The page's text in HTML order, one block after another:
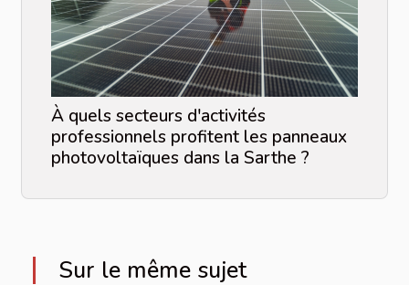
À quels secteurs d'activités
professionnels profitent les panneaux
photovoltaïques dans la Sarthe ?
Sur le même sujet